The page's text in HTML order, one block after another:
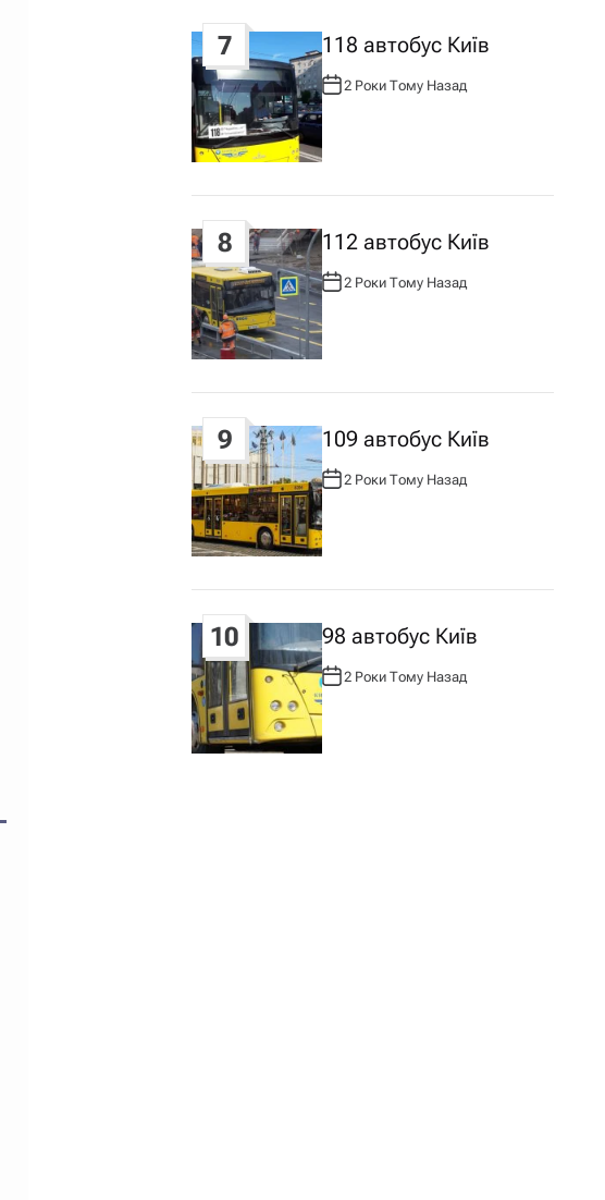
7 118 автобус Київ
А
В
Т
Р
:
2 Роки Тому Назад
8 112 автобус Київ
А
В
О
Р
:
2 Роки Тому Назад
9 109 автобус Київ
А
В
Т
О
Р
:
2 Роки Тому Назад
10 98 автобус Київ
А
В
Т
О
Р
:
2 Роки Тому Назад